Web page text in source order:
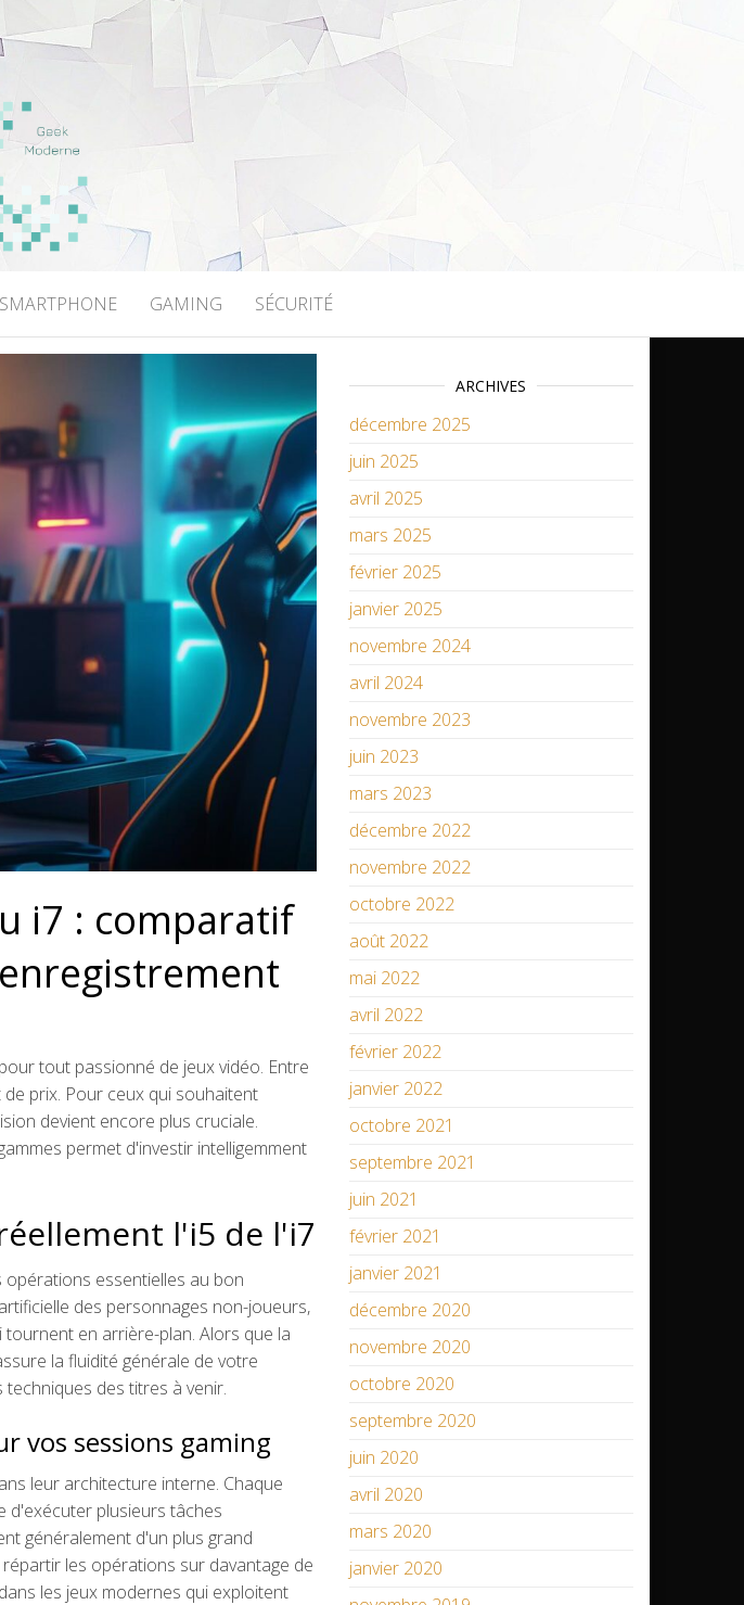
SMARTPHONE GAMING SÉCURITÉ
i7 : comparatif
tout passionné de jeux vidéo. Entre
prix. Pour ceux qui souhaitent
devient encore plus cruciale.
permet d'investir intelligemment
l'i5 de l'i7
essentielles au bon
des personnages non-joueurs,
en arrière-plan. Alors que la
la fluidité générale de votre
des titres à venir.
vos sessions gaming
leur architecture interne. Chaque
plusieurs tâches
généralement d'un plus grand
les opérations sur davantage de
les jeux modernes qui exploitent
ARCHIVES
décembre 2025
juin 2025
avril 2025
mars 2025
février 2025
janvier 2025
novembre 2024
avril 2024
novembre 2023
juin 2023
mars 2023
décembre 2022
novembre 2022
octobre 2022
août 2022
mai 2022
avril 2022
février 2022
janvier 2022
octobre 2021
septembre 2021
juin 2021
février 2021
janvier 2021
décembre 2020
novembre 2020
octobre 2020
septembre 2020
juin 2020
avril 2020
mars 2020
janvier 2020